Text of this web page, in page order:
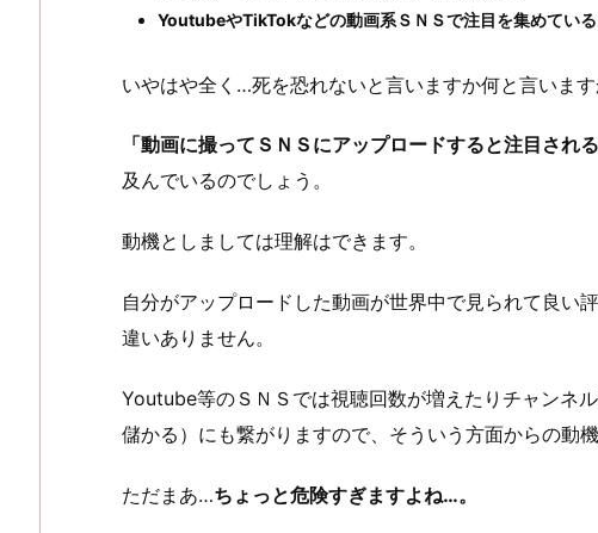
YoutubeやTikTokなどの動画系ＳＮＳで注目を集めている
いやはや全く…死を恐れないと言いますか何と言います
「動画に撮ってＳＮＳにアップロードすると注目される
及んでいるのでしょう。
動機としましては理解はできます。
自分がアップロードした動画が世界中で見られて良い
違いありません。
Youtube等のＳＮＳでは視聴回数が増えたりチャンネ
儲かる）にも繋がりますので、そういう方面からの動
ただまあ…ちょっと危険すぎますよね…。